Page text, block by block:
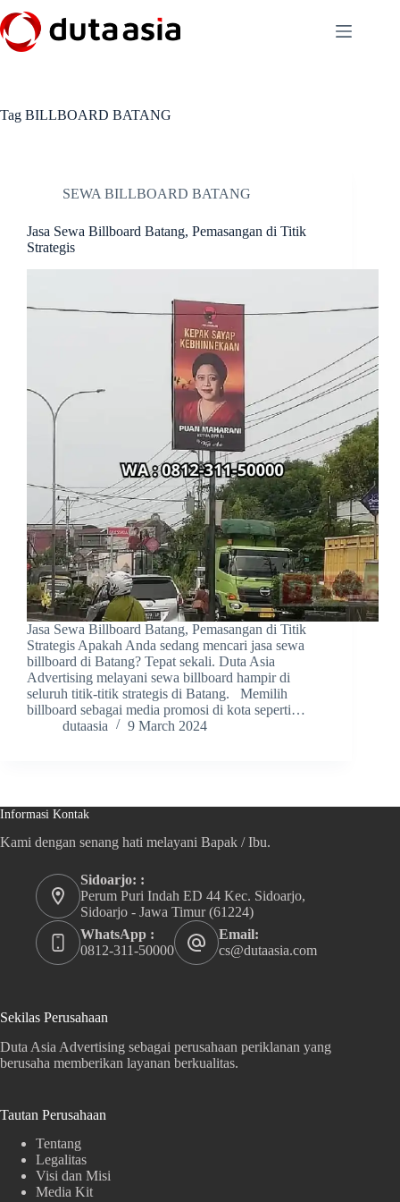
to
content
Tag BILLBOARD BATANG
SEWA BILLBOARD BATANG
Jasa Sewa Billboard Batang, Pemasangan di Titik
Strategis
Jasa Sewa Billboard Batang, Pemasangan di Titik
Strategis Apakah Anda sedang mencari jasa sewa
billboard di Batang? Tepat sekali. Duta Asia
Advertising melayani sewa billboard hampir di
seluruh titik-titik strategis di Batang. Memilih
billboard sebagai media promosi di kota seperti…
dutaasia
9 March 2024
Informasi Kontak
Kami dengan senang hati melayani Bapak / Ibu.
Sidoarjo: :
Perum Puri Indah ED 44 Kec. Sidoarjo,
Sidoarjo - Jawa Timur (61224)
WhatsApp :
0812-311-50000
Email:
cs@dutaasia.com
Sekilas Perusahaan
Duta Asia Advertising sebagai perusahaan periklanan yang
berusaha memberikan layanan berkualitas.
Tautan Perusahaan
Tentang
Legalitas
Visi dan Misi
Media Kit